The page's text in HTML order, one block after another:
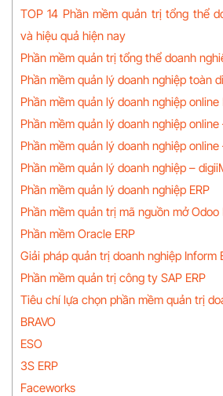
TOP 14 Phần mềm quản trị tổng thể
và hiệu quả hiện nay
Phần mềm quản trị tổng thể doanh
Phần mềm quản lý doanh nghiệp toàn
Phần mềm quản lý doanh nghiệp online
Phần mềm quản lý doanh nghiệp online
Phần mềm quản lý doanh nghiệp
Phần mềm quản lý doanh nghiệp –
Phần mềm quản lý doanh nghiệp ERP
Phần mềm quản trị mã nguồn mở Odoo
Phần mềm Oracle ERP
Giải pháp quản trị doanh nghiệp Inform
Phần mềm quản trị công ty SAP ERP
Tiêu chí lựa chọn phần mềm quản trị
BRAVO
ESO
3S ERP
Faceworks